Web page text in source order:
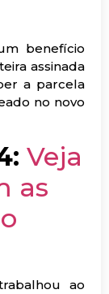
benefício
assinada
a parcela
no novo
Veja
as
ao